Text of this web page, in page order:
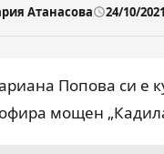
Атанасова 24/10/2021
Попова си е
мощен